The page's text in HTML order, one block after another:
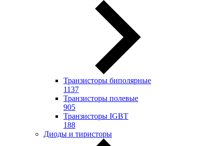
Транзисторы биполярные
1137
Транзисторы полевые
905
Транзисторы IGBT
188
Диоды и тиристоры